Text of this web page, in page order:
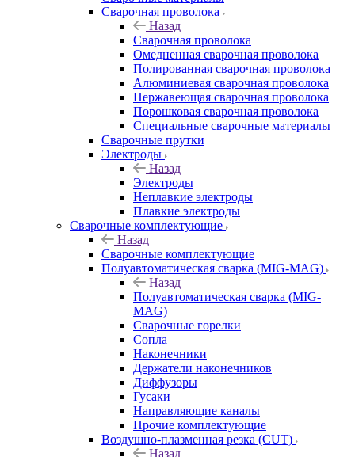
Сварочная проволока
Назад
Сварочная проволока
Омедненная сварочная проволока
Полированная сварочная проволока
Алюминиевая сварочная проволока
Нержавеющая сварочная проволока
Порошковая сварочная проволока
Специальные сварочные материалы
Сварочные прутки
Электроды
Назад
Электроды
Неплавкие электроды
Плавкие электроды
Сварочные комплектующие
Назад
Сварочные комплектующие
Полуавтоматическая сварка (MIG-MAG)
Назад
Полуавтоматическая сварка (MIG-
MAG)
Сварочные горелки
Сопла
Наконечники
Держатели наконечников
Диффузоры
Гусаки
Направляющие каналы
Прочие комплектующие
Воздушно-плазменная резка (CUT)
Назад